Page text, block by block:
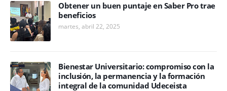
Obtener un buen puntaje en Saber Pro trae
beneficios
martes, abril 22, 2025
Bienestar Universitario: compromiso con la
inclusión, la permanencia y la formación
integral de la comunidad Udeceista